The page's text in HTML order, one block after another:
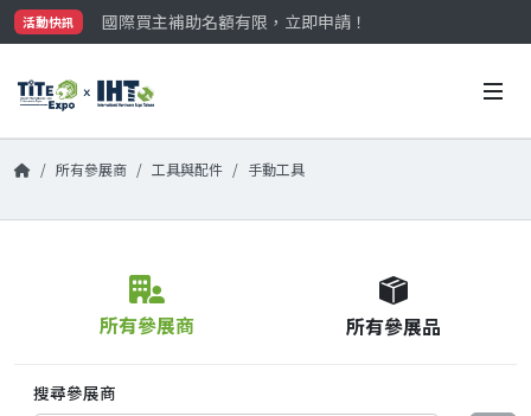
活動快訊
國際買主補助名額有限，立即申請！
參觀門票開放申請中‼️
國際買主補助名額有限，立即申請！
所有參展商 工具與配件 手動工具
所有參展商 所有參展品
搜尋參展商